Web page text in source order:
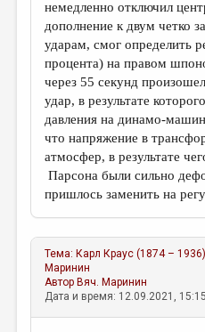
немедленно отключил
дополнение к двум четко
ударам, смог определить
процента) на правом
через 55 секунд
удар, в результате
давления на динамо-
что напряжение в
атмосфер, в результате
Парсона были сильно
пришлось заменить на
Тема: Карл Краус (1874 –
Маринин
Автор Вяч. Маринин
Дата и время: 12.09.2021,